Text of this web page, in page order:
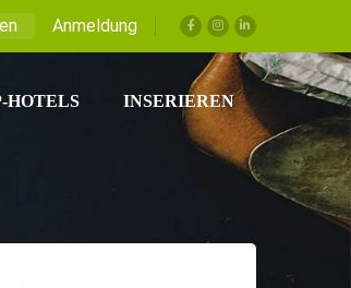
Anmeldung
HOTELS INSERIEREN